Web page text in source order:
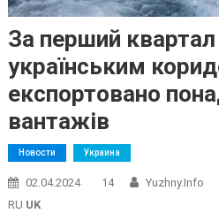
За перший
українським
експортовано
вантажів
Новости Украина
02.04.2024 14 Yuzhny.info
RU UK